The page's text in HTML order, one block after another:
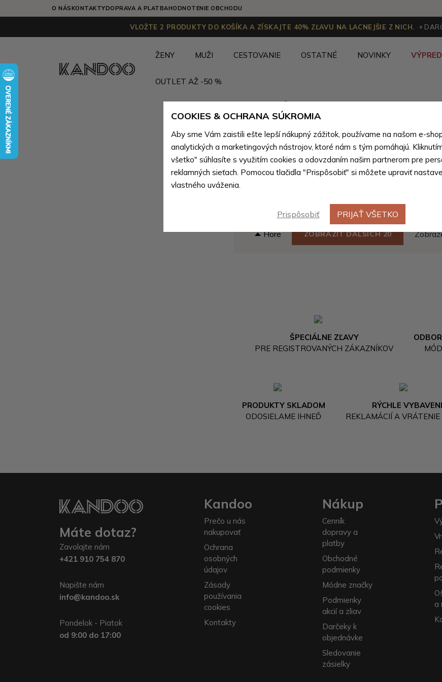
O NÁSKONTAKTYDOPRAVA A PLATBAHODNOTENIE OBCHODU
VLOŽTE 2 PRODUKTY DO KOŠÍKA A ZÍSKAJTE 40% ZĽAVU NA LACNEJŠIE Z NICH. +
ŽENY MUŽI CESTOVANIE OSTATNÉ NOVINKY
OUTLET AŽ -50 %
Zimná čiapka (0 produktov)
Hore ZOBRAZIŤ ĎALŠÍCH 20
ŠPECIÁLNE ZĽAVY
PRE REGISTROVANÝCH ZÁKAZNÍKOV
PRODUKTY SKLADOM
ODOSIELAME IHNEĎ
RÝCHLE
REKLAMÁCIÍ A VRÁTENIE
COOKIES & OCHRANA SÚKROMIA
Aby sme Vám zaistili ešte lepší nákupný zážitok, používame na našom e-
analytických a marketingových nástrojov, ktoré nám s tým pomáhajú.
všetko" súhlasíte s využitím cookies a odovzdaním našim partnerom pre
reklamných sieťach. Pomocou tlačidla "Prispôsobiť" si môžete upraviť
vlastného uváženia.
Prispôsobiť PRIJAŤ VŠETKO
Máte dotaz?
Zavolajte nám
+421 910 754 870
Napište nám
info@kandoo.sk
Pondelok - Piatok
od 9:00 do 17:00
Kandoo
Prečo u nás
nakupovať
Ochrana
osobných
údajov
Zásady
používania
cookies
Kontakty
Nákup
Cenník
dopravy a
platby
Obchodné
podmienky
Módne značky
Podmienky
akcií a zliav
Darčeky k
objednávke
Sledovanie
zásielky
a